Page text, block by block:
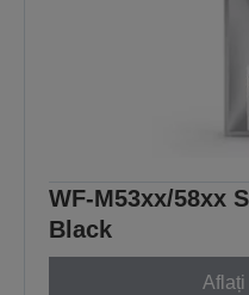
WF-M53xx/58xx
Black